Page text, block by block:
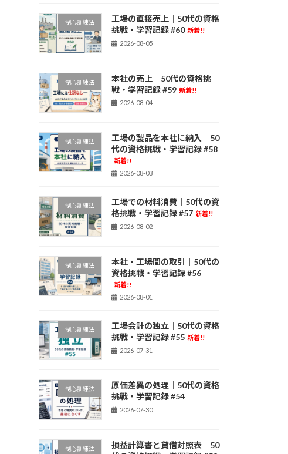
制心訓練法
工場の直接売上｜50代の資格
挑戦・学習記録 #60 新着!!
2026-08-05
制心訓練法
本社の売上｜50代の資格挑
戦・学習記録 #59 新着!!
2026-08-04
制心訓練法
工場の製品を本社に納入｜50
代の資格挑戦・学習記録 #58
新着!!
2026-08-03
制心訓練法
工場での材料消費｜50代の資
格挑戦・学習記録 #57 新着!!
2026-08-02
制心訓練法
本社・工場間の取引｜50代の
資格挑戦・学習記録 #56
新着!!
2026-08-01
制心訓練法
工場会計の独立｜50代の資格
挑戦・学習記録 #55 新着!!
2026-07-31
制心訓練法
原価差異の処理｜50代の資格
挑戦・学習記録 #54
2026-07-30
制心訓練法
損益計算書と貸借対照表｜50